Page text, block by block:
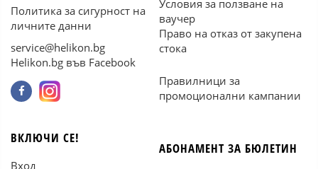
Политика за сигурност на
личните данни
service@helikon.bg
Helikon.bg във Facebook
Условия за ползване на
ваучер
Право на отказ от закупена
стока
Правилници за
промоционални кампании
ВКЛЮЧИ СЕ!
Вход
АБОНАМЕНТ ЗА БЮЛЕТИН